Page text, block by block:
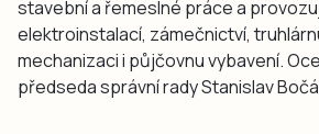
stavební a řemeslné práce a
elektroinstalací, zámečnictví,
mechanizaci i půjčovnu vybavení.
předseda správní rady Stanislav